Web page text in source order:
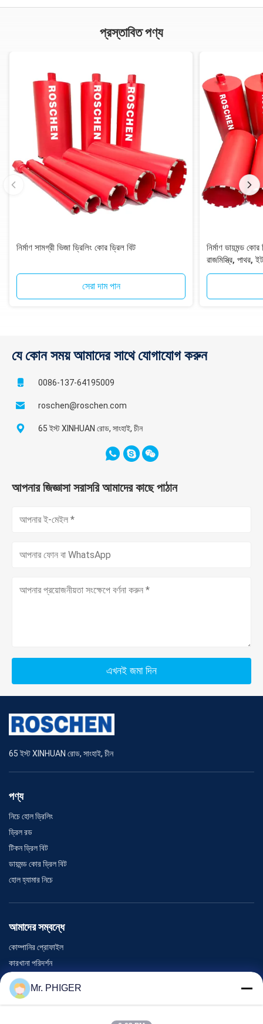
প্রস্তাবিত পণ্য
নির্মাণ সামগ্রী ভিজা ড্রিলিং কোর ড্রিল বিট
সেরা দাম পান
নির্মাণ ডায়মন্ড
রাজমিস্ত্রি, পাথর,
যে কোন সময় আমাদের সাথে যোগাযোগ করুন
0086-137-64195009
roschen@roschen.com
65 ইস্ট XINHUAN রোড, সাংহাই, চীন
আপনার জিজ্ঞাসা সরাসরি আমাদের কাছে পাঠান
এখনই জমা দিন
65 ইস্ট XINHUAN রোড, সাংহাই, চীন
পণ্য
নিচে হোল ড্রিলিং
ড্রিল রড
টিকন ড্রিল বিট
ডায়মন্ড কোর ড্রিল বিট
হোল হ্যামার নিচে
আমাদের সম্বন্ধে
কোম্পানির প্রোফাইল
কারখানা পরিদর্শন
গুণমান নিয়ন্ত্রণ
সাইট ম্যাপ
Mr. PHIGER